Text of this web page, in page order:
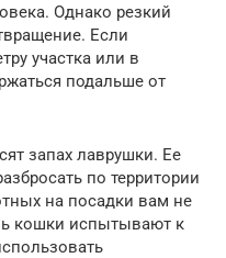
Однако резкий
Если
участка или в
подальше от
запах лаврушки. Ее
по территории
на посадки вам не
кошки испытывают к